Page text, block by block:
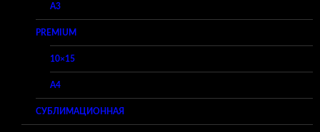
A3
PREMIUM
10×15
A4
СУБЛИМАЦИОННАЯ